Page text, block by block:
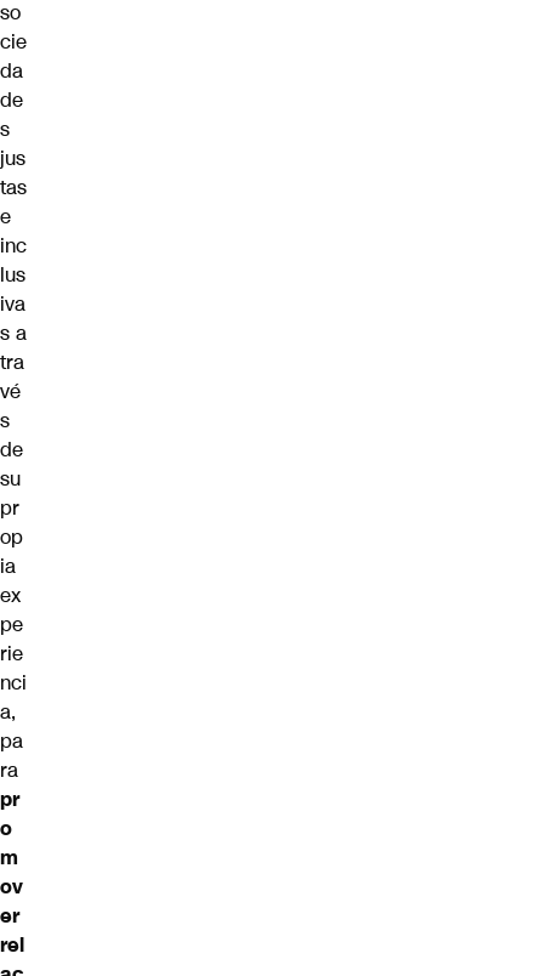
so
cie
da
de
s
jus
tas
e
inc
lus
iva
s a
tra
vé
s
de
su
pr
op
ia
ex
pe
rie
nci
a,
pa
ra
pr
o
m
ov
er
rel